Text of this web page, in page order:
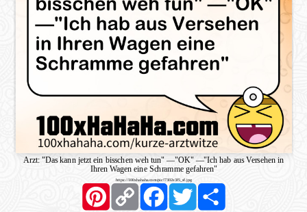
Arzt: "Das kann jetzt ein bisschen weh tun" —"OK" —"Ich hab aus Versehen in
Ihren Wagen eine Schramme gefahren"
https://100xhahaha.com/pic!7302e3f5_sf.jpg
PinterestCopy
Link
FacebookTwitter Share